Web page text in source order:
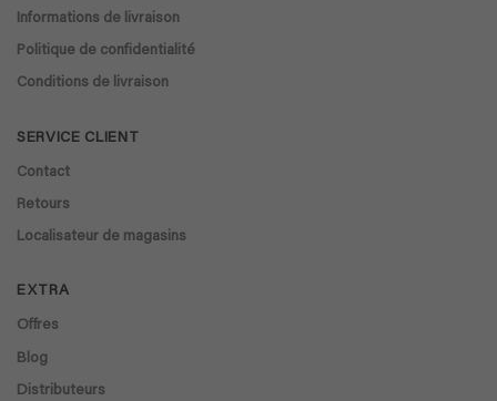
Informations de livraison
Politique de confidentialité
Conditions de livraison
SERVICE CLIENT
Contact
Retours
Localisateur de magasins
EXTRA
Offres
Blog
Distributeurs